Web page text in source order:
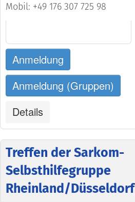
Mobil: +49 176 307 725 98
Anmeldung
Anmeldung (Gruppen)
Details
Treffen der Sarkom-
Selbsthilfegruppe
Rheinland/Düsseldorf